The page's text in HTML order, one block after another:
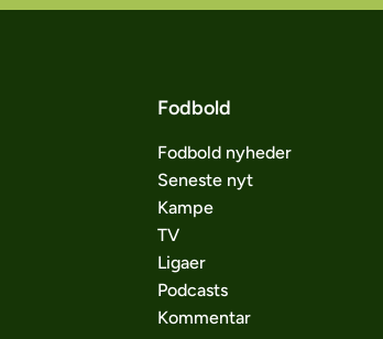
Fodbold
Fodbold nyheder
Seneste nyt
Kampe
TV
Ligaer
Podcasts
Kommentar